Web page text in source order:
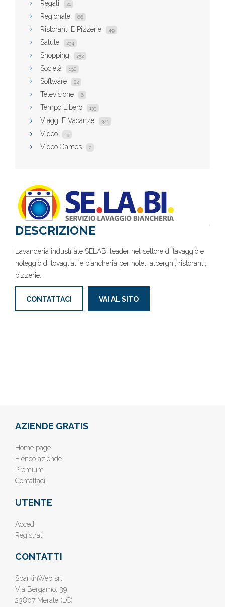
Regali 21
Regionale 66
Ristoranti E Pizzerie 49
Salute 234
Shopping 252
Società 198
Software 82
Televisione 6
Tempo Libero 133
Viaggi E Vacanze 341
Video 15
Video Games 2
DESCRIZIONE
Lavanderia industriale SELABI leader nel settore di lavaggio e
noleggio di tovagliati e biancheria per hotel, alberghi, ristoranti,
pizzerie.
CONTATTACI VAI AL SITO
AZIENDE GRATIS
Home page
Elenco aziende
Premium
Contattaci
UTENTE
Accedi
Registrati
CONTATTI
SparkinWeb srl
Via Bergamo, 39
23807 Merate (LC)